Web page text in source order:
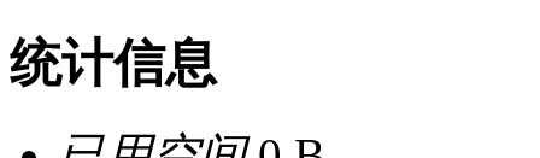
统计信息